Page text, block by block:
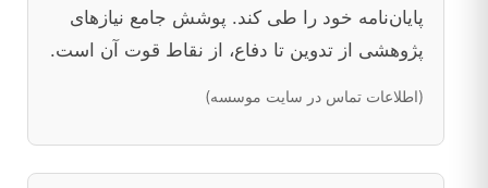
پایان‌نامه خود را طی کند. پوشش جامع نیازهای
پژوهشی از تدوین تا دفاع، از نقاط قوت آن است.
(اطلاعات تماس در سایت موسسه)